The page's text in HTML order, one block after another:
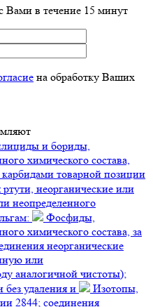
Вами в течение 15 минут
на обработку Ваших
и бориды,
химического состава,
товарной позиции
неорганические или
неопределенного
Фосфиды,
химического состава, за
неорганические
или
аналогичной чистоты);
удаления и
Изотопы,
2844; соединения